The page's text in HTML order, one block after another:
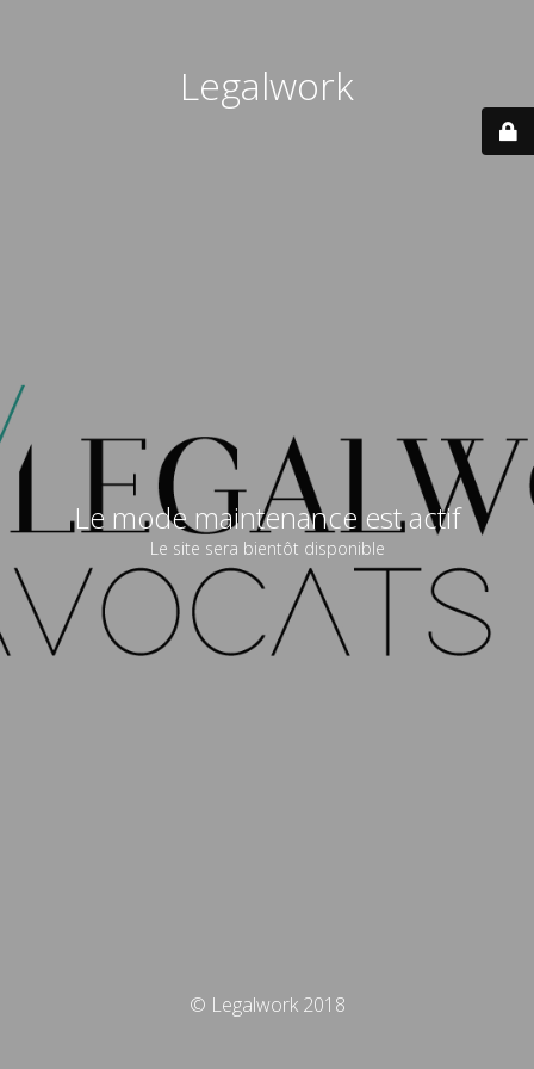
Legalwork
Le mode maintenance est actif
Le site sera bientôt disponible
© Legalwork 2018